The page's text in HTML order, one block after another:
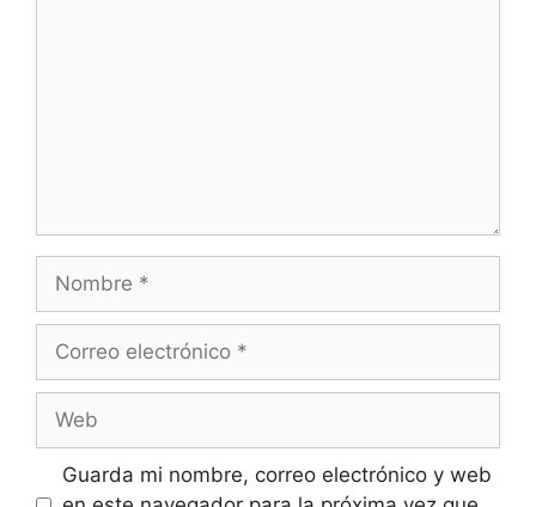
Nombre
Correo
Web
Guarda mi nombre, correo electrónico y web